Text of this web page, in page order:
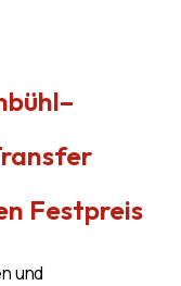
Festpreis
und